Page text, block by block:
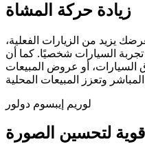
زيادة حركة المشاة
يزيد من الزيارات الفعلية،
السيارات شخصيًا. كما أن
السيارات، أو عروض المبيعات
لوريم إيبسوم دولور
لتحسين الصورة